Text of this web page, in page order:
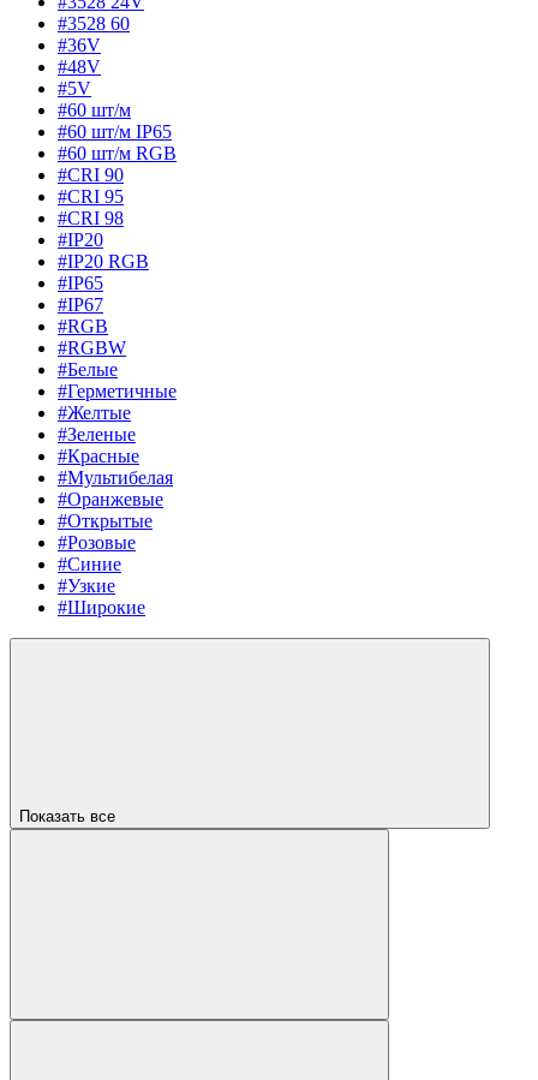
#3528 60
#36V
#48V
#5V
#60 шт/м
#60 шт/м IP65
#60 шт/м RGB
#CRI 90
#CRI 95
#CRI 98
#IP20
#IP20 RGB
#IP65
#IP67
#RGB
#RGBW
#Белые
#Герметичные
#Желтые
#Зеленые
#Красные
#Мультибелая
#Оранжевые
#Открытые
#Розовые
#Синие
#Узкие
#Широкие
Показать все